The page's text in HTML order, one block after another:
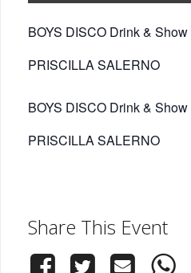
BOYS DISCO Drink &
PRISCILLA SALERNO
BOYS DISCO Drink &
PRISCILLA SALERNO
Share This Event